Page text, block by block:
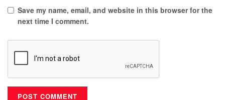
Save my name, email, and website in this browser for the
next time I comment.